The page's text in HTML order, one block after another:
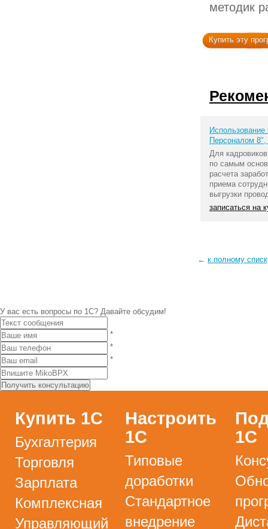
методик
Купить эту
Персоналом 8",
Для
по самым
расчета
приема
выгрузки
записаться на
← к полному
У вас есть вопросы по 1С? Давайте обсудим!
*
*
*
Купить 1С
Бухгалтерия
Торговля
Зарплата
Комплексная
Управляющий
Настроить
1С
Типовые
доработки
Стандартное
внедрение
1С